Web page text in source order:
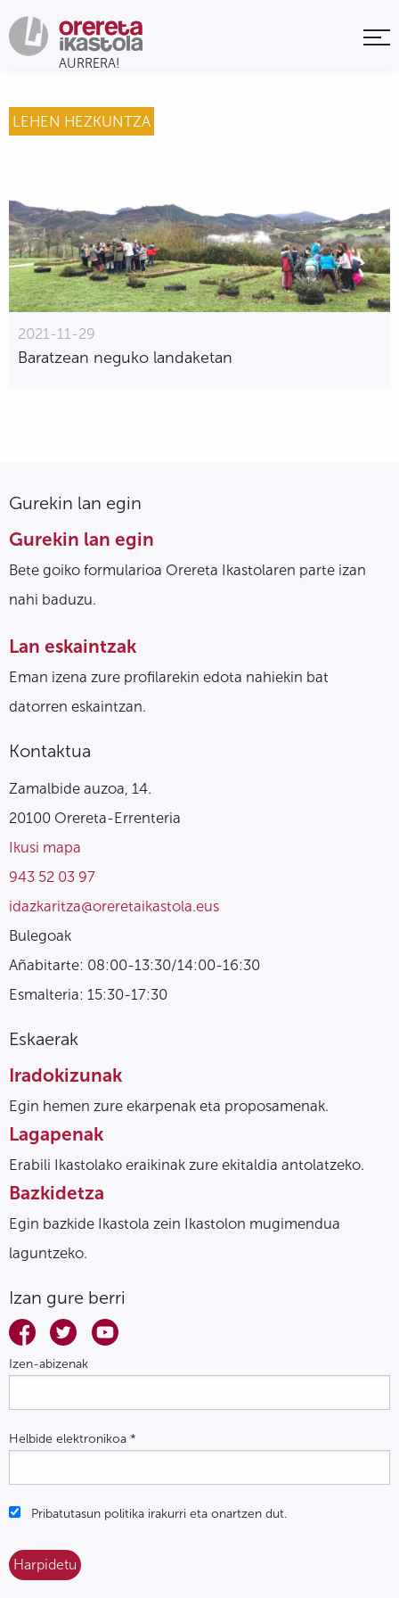
LEHEN HEZKUNTZA
2021-11-29
Baratzean neguko landaketan
Gurekin lan egin
Gurekin lan egin
Bete goiko formularioa Orereta Ikastolaren parte izan
nahi baduzu.
Lan eskaintzak
Eman izena zure profilarekin edota nahiekin bat
datorren eskaintzan.
Kontaktua
Zamalbide auzoa, 14.
20100 Orereta-Errenteria
Ikusi mapa
943 52 03 97
idazkaritza@oreretaikastola.eus
Bulegoak
Añabitarte: 08:00-13:30/14:00-16:30
Esmalteria: 15:30-17:30
Eskaerak
Iradokizunak
Egin hemen zure ekarpenak eta proposamenak.
Lagapenak
Erabili Ikastolako eraikinak zure ekitaldia antolatzeko.
Bazkidetza
Egin bazkide Ikastola zein Ikastolon mugimendua
laguntzeko.
Izan gure berri
Izen-abizenak
Helbide elektronikoa *
Pribatutasun politika irakurri eta onartzen dut.